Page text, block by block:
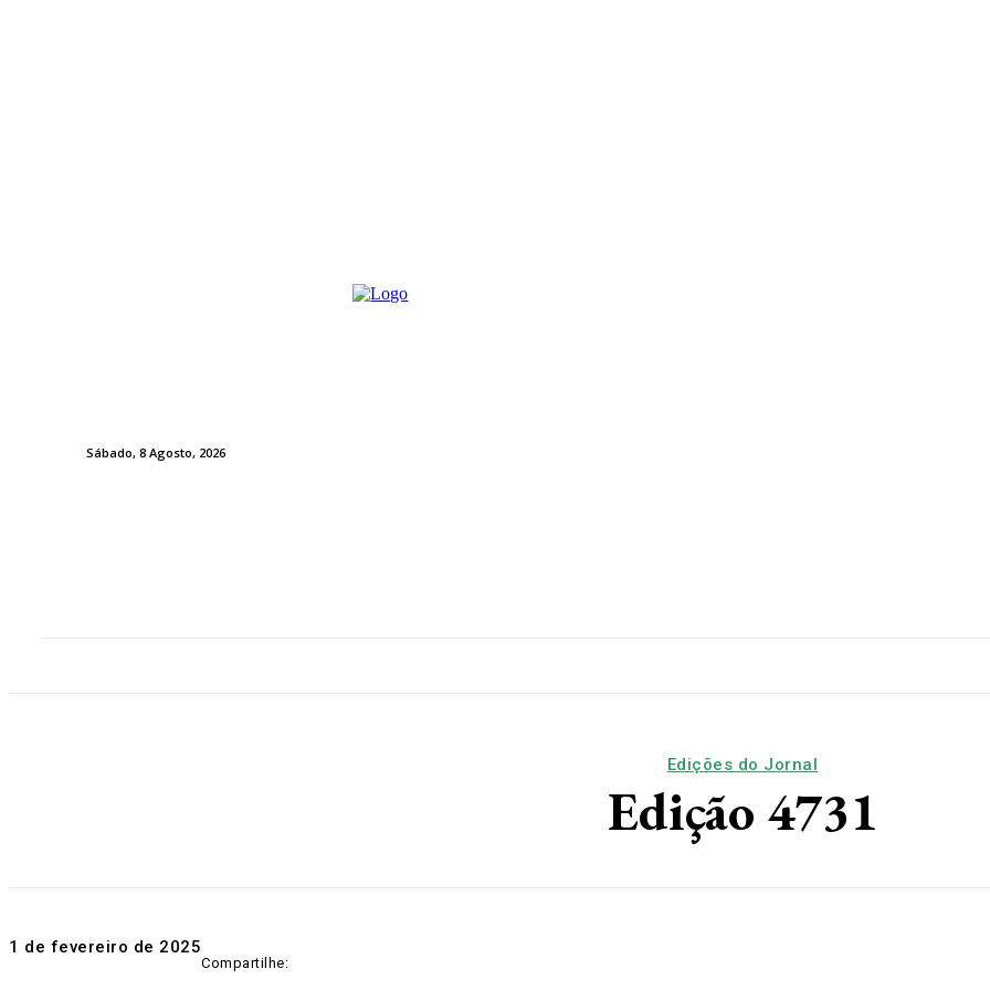
Sábado, 8 Agosto, 2026
Edições do Jornal
Edição 4731
1 de fevereiro de 2025
Compartilhe: